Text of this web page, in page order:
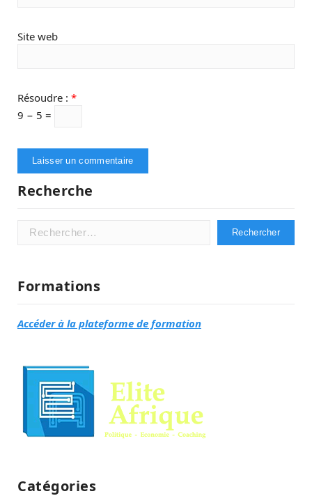
Site web
Résoudre : *
9 − 5 =
Recherche
Rechercher :
Formations
Accéder à la plateforme de formation
Catégories